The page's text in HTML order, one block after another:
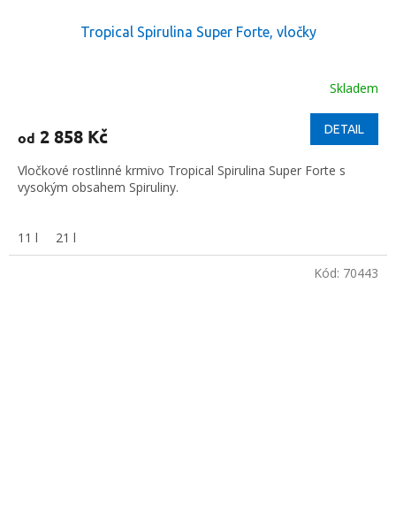
Tropical Spirulina Super Forte, vločky
Skladem
od 2 858 Kč DETAIL
Vločkové rostlinné krmivo Tropical Spirulina Super Forte s
vysokým obsahem Spiruliny.
11 l 21 l
Kód: 70443